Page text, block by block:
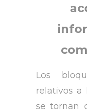
Los
relativos a
se tornan